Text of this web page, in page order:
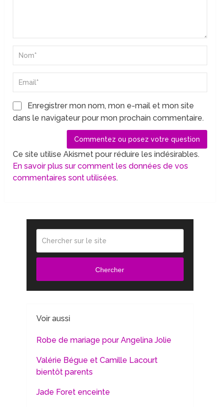
Enregistrer mon nom, mon e-mail et mon site
dans le navigateur pour mon prochain commentaire.
Ce site utilise Akismet pour réduire les indésirables.
En savoir plus sur comment les données de vos
commentaires sont utilisées.
Chercher
Voir aussi
Robe de mariage pour Angelina Jolie
Valérie Bégue et Camille Lacourt
bientôt parents
Jade Foret enceinte